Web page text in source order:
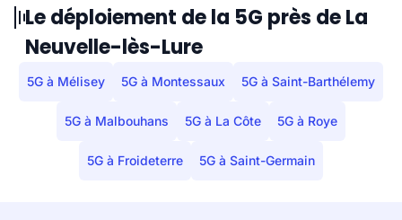
Le déploiement de la 5G près de La
Neuvelle-lès-Lure
5G à Mélisey 5G à Montessaux 5G à Saint-Barthélemy
5G à Malbouhans 5G à La Côte 5G à Roye
5G à Froideterre 5G à Saint-Germain